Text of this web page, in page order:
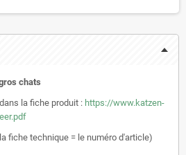
chats
la fiche produit : https://www.katzen-
fiche technique = le numéro d'article)